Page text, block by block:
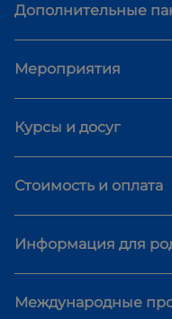
Дополнительные
Мероприятия
Курсы и досуг
Стоимость и оплата
Информация для
Международные